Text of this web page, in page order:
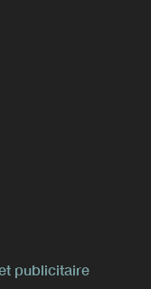
publicitaire